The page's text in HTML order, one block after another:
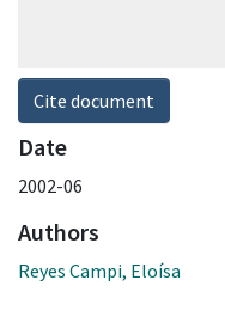
Cite document
Date
2002-06
Authors
Reyes Campi, Eloísa